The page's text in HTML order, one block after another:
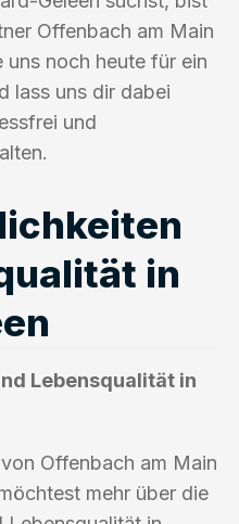
Offenbach am Main
noch heute für ein
lass uns dir dabei
und
in
Lebensqualität in
Offenbach am Main
mehr über die